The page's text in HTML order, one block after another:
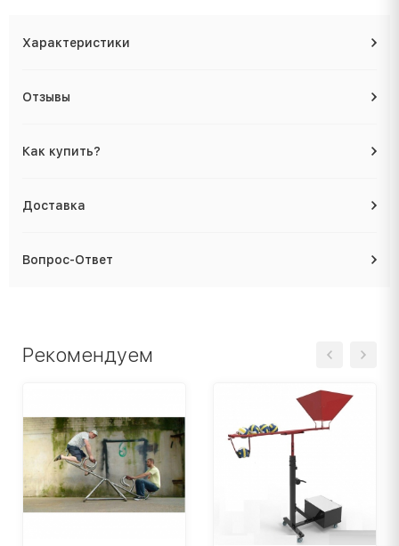
Характеристики
Отзывы
Как купить?
Доставка
Вопрос-Ответ
Рекомендуем